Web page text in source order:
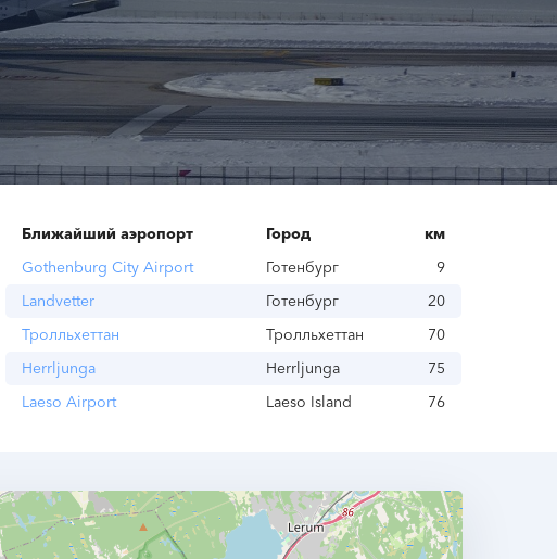
Ближайший аэропорт Город
км
Gothenburg City Airport
Готенбург
9
Landvetter
Готенбург
20
Тролльхеттан
Тролльхеттан
70
Herrljunga
Herrljunga
75
Laeso Airport
Laeso Island 76